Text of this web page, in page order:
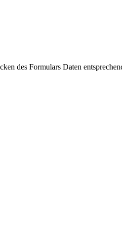
des Formulars Daten